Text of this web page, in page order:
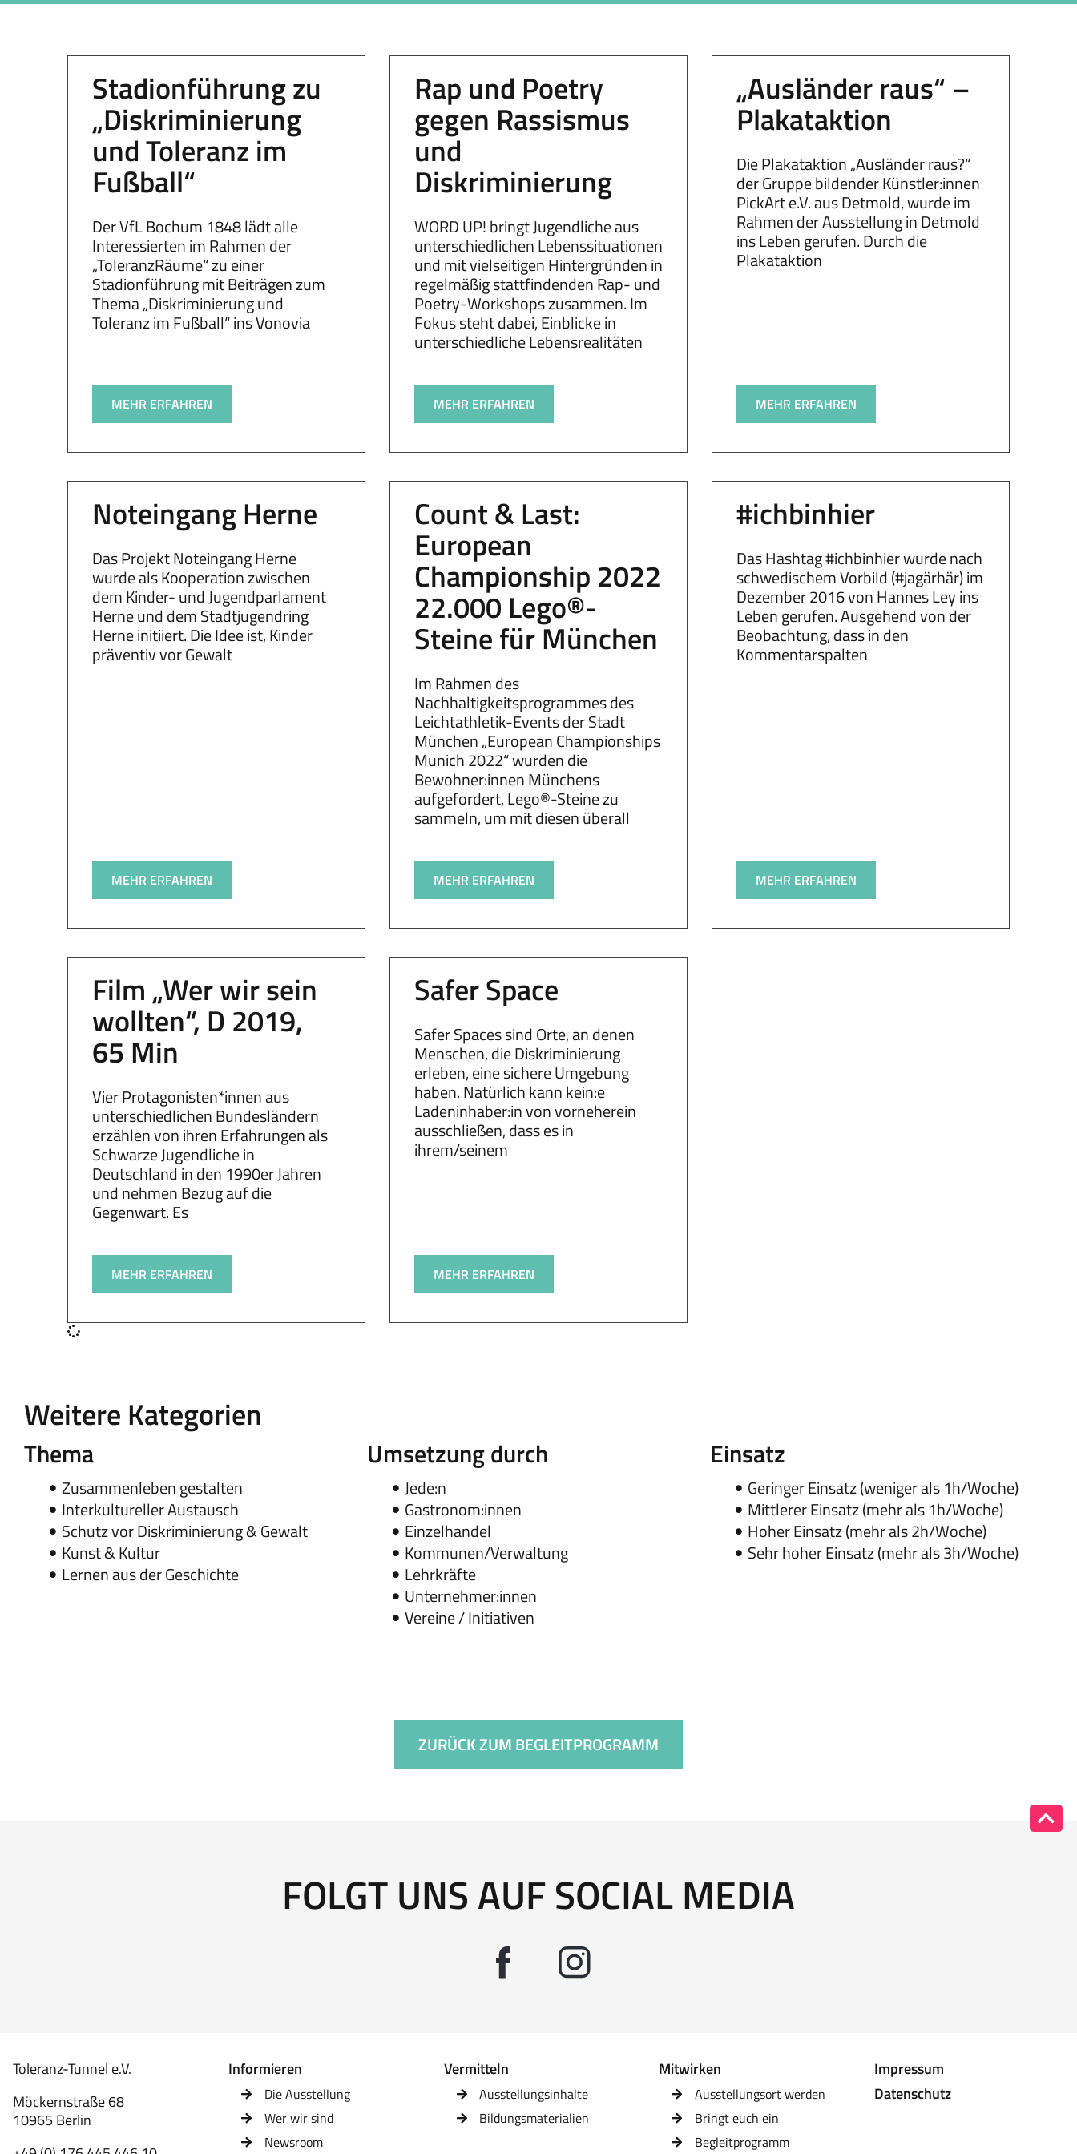
Stadionführung zu
„Diskriminierung
und Toleranz im
Fußball“
Der VfL Bochum 1848 lädt alle
Interessierten im Rahmen der
„ToleranzRäume“ zu einer
Stadionführung mit Beiträgen zum
Thema „Diskriminierung und
Toleranz im Fußball“ ins Vonovia
MEHR ERFAHREN
Rap und Poetry
gegen Rassismus
und
Diskriminierung
WORD UP! bringt Jugendliche aus
unterschiedlichen Lebenssituationen
und mit vielseitigen Hintergründen in
regelmäßig stattfindenden Rap- und
Poetry-Workshops zusammen. Im
Fokus steht dabei, Einblicke in
unterschiedliche Lebensrealitäten
MEHR ERFAHREN
„Ausländer raus“ –
Plakataktion
Die Plakataktion „Ausländer raus?“
der Gruppe bildender Künstler:innen
PickArt e.V. aus Detmold, wurde im
Rahmen der Ausstellung in Detmold
ins Leben gerufen. Durch die
Plakataktion
MEHR ERFAHREN
Noteingang Herne
Das Projekt Noteingang Herne
wurde als Kooperation zwischen
dem Kinder- und Jugendparlament
Herne und dem Stadtjugendring
Herne initiiert. Die Idee ist, Kinder
präventiv vor Gewalt
MEHR ERFAHREN
Count & Last:
European
Championship 2022
22.000 Lego®-
Steine für München
Im Rahmen des
Nachhaltigkeitsprogrammes des
Leichtathletik-Events der Stadt
München „European Championships
Munich 2022“ wurden die
Bewohner:innen Münchens
aufgefordert, Lego®-Steine zu
sammeln, um mit diesen überall
MEHR ERFAHREN
#ichbinhier
Das Hashtag #ichbinhier wurde nach
schwedischem Vorbild (#jagärhär) im
Dezember 2016 von Hannes Ley ins
Leben gerufen. Ausgehend von der
Beobachtung, dass in den
Kommentarspalten
MEHR ERFAHREN
Film „Wer wir sein
wollten“, D 2019,
65 Min
Vier Protagonisten*innen aus
unterschiedlichen Bundesländern
erzählen von ihren Erfahrungen als
Schwarze Jugendliche in
Deutschland in den 1990er Jahren
und nehmen Bezug auf die
Gegenwart. Es
MEHR ERFAHREN
Safer Space
Safer Spaces sind Orte, an denen
Menschen, die Diskriminierung
erleben, eine sichere Umgebung
haben. Natürlich kann kein:e
Ladeninhaber:in von vorneherein
ausschließen, dass es in
ihrem/seinem
MEHR ERFAHREN
Weitere Kategorien
Thema
Zusammenleben gestalten
Interkultureller Austausch
Schutz vor Diskriminierung & Gewalt
Kunst & Kultur
Lernen aus der Geschichte
Umsetzung durch
Jede:n
Gastronom:innen
Einzelhandel
Kommunen/Verwaltung
Lehrkräfte
Unternehmer:innen
Vereine / Initiativen
Einsatz
Geringer Einsatz (weniger als 1h/Woche)
Mittlerer Einsatz (mehr als 1h/Woche)
Hoher Einsatz (mehr als 2h/Woche)
Sehr hoher Einsatz (mehr als 3h/Woche)
ZURÜCK ZUM BEGLEITPROGRAMM
FOLGT UNS AUF SOCIAL MEDIA
Toleranz-Tunnel e.V.
Möckernstraße 68
10965 Berlin
Informieren
Die Ausstellung
Wer wir sind
Newsroom
Vermitteln
Ausstellungsinhalte
Bildungsmaterialien
Mitwirken
Ausstellungsort werden
Bringt euch ein
Begleitprogramm
Impressum
Datenschutz